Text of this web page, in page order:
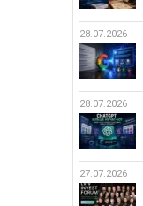
28.07.2026
28.07.2026
27.07.2026